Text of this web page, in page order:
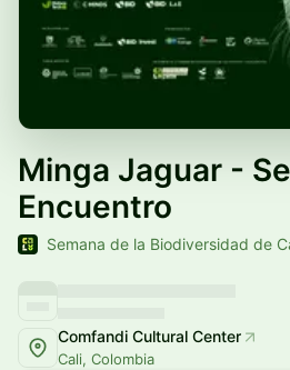
Minga Jaguar -
Encuentro
Semana de la Biodiversidad de
Comfandi Cultural Center
Cali, Colombia